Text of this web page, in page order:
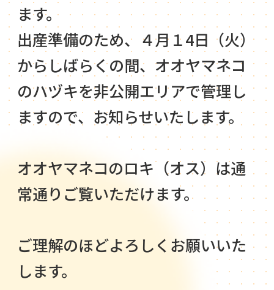
ます。
出産準備のため、４月１4日（火）
からしばらくの間、オオヤマネコ
のハヅキを非公開エリアで管理し
ますので、お知らせいたします。
オオヤマネコのロキ（オス）は通
常通りご覧いただけます。
ご理解のほどよろしくお願いいた
します。